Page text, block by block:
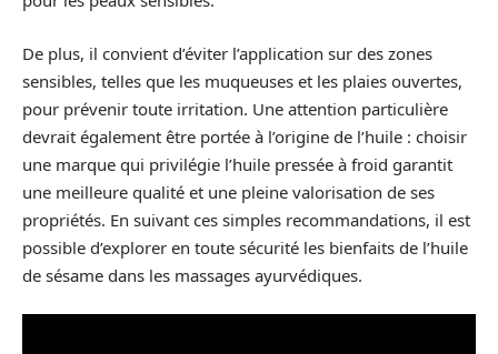
De plus, il convient d’éviter l’application sur des zones
sensibles, telles que les muqueuses et les plaies ouvertes,
pour prévenir toute irritation. Une attention particulière
devrait également être portée à l’origine de l’huile : choisir
une marque qui privilégie l’huile pressée à froid garantit
une meilleure qualité et une pleine valorisation de ses
propriétés. En suivant ces simples recommandations, il est
possible d’explorer en toute sécurité les bienfaits de l’huile
de sésame dans les massages ayurvédiques.